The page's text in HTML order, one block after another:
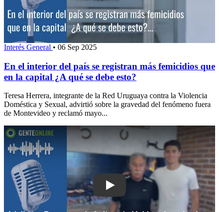
Interés General • 06 Sep 2025
En el interior del país se registran más femicidios que
en la capital ¿A qué se debe esto?
Teresa Herrera, integrante de la Red Uruguaya contra la Violencia
Doméstica y Sexual, advirtió sobre la gravedad del fenómeno fuera
de Montevideo y reclamó mayo...
Play: Adalberto Toranza, exfutbolista